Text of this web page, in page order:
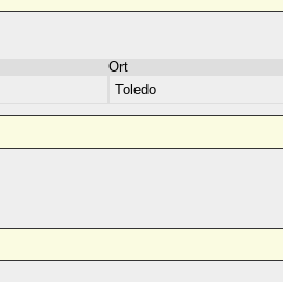
Ort
Toledo